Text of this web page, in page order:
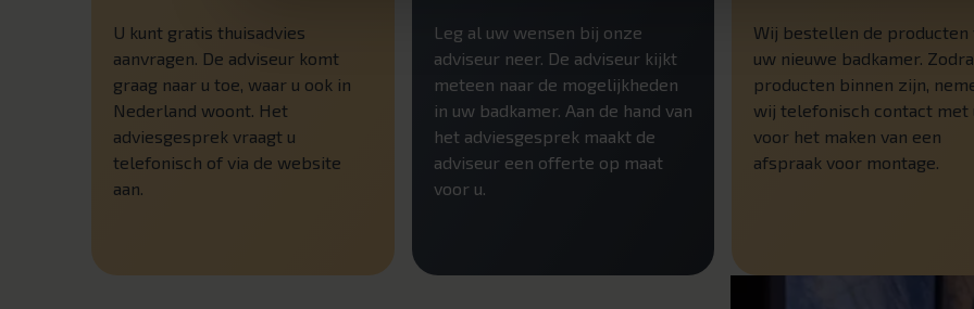
U kunt gratis thuisadvies
aanvragen. De adviseur komt
graag naar u toe, waar u ook in
Nederland woont. Het
adviesgesprek vraagt u
telefonisch of via de website
aan.
Leg al uw wensen bij onze
adviseur neer. De adviseur kijkt
meteen naar de mogelijkheden
in uw badkamer. Aan de hand van
het adviesgesprek maakt de
adviseur een offerte op maat
voor u.
Wij bestellen de producten
uw nieuwe badkamer.
producten binnen zijn,
wij telefonisch contact met
voor het maken van een
afspraak voor montage.